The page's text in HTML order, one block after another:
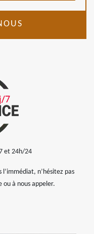
et 24h/24
l’immédiat, n’hésitez pas
à nous appeler.